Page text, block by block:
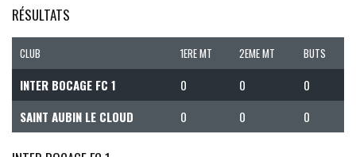
RÉSULTATS
CLUB 1ERE MT 2EME MT BUTS
INTER BOCAGE FC 1 0 0
0
SAINT AUBIN LE CLOUD
0 0 0